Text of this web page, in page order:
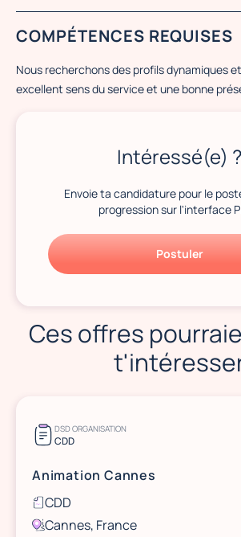
COMPÉTENCES REQUISES
Nous recherchons des profils dynamiques
excellent sens du service et une bonne
Intéressé(e) ?
Envoie ta candidature pour le
progression sur l'interface
Postuler
Ces offres
DSD ORGANISATION
CDD
Animation Cannes
CDD
Cannes, France